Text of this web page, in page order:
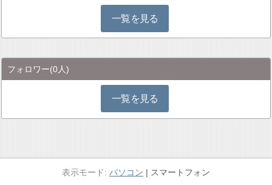
一覧を見る
フォロワー(0人)
一覧を見る
パソコン スマートフォン